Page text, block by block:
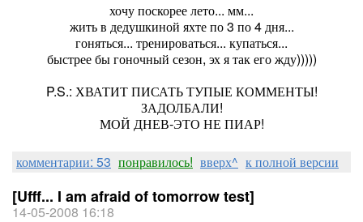
хочу поскорее лето... мм...
жить в дедушкиной яхте по 3 по 4 дня...
гоняться... тренироваться... купаться...
быстрее бы гоночный сезон, эх я так его жду)))))
P.S.: ХВАТИТ ПИСАТЬ ТУПЫЕ КОММЕНТЫ!
ЗАДОЛБАЛИ!
МОЙ ДНЕВ-ЭТО НЕ ПИАР!
комментарии: 53 понравилось! вверх^ к полной версии
[Ufff... I am afraid of tomorrow test]
14-05-2008 16:18